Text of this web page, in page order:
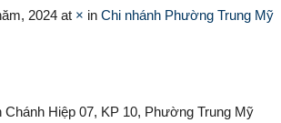
2024 at × in Chi nhánh Phường Trung Mỹ
Hiệp 07, KP 10, Phường Trung Mỹ